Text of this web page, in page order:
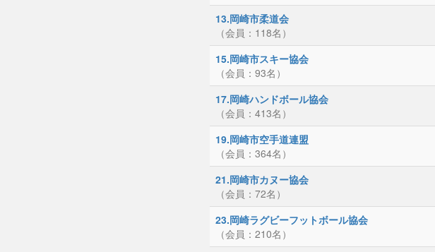
13.岡崎市柔道会
（会員：118名）
15.岡崎市スキー協会
（会員：93名）
17.岡崎ハンドボール協会
（会員：413名）
19.岡崎市空手道連盟
（会員：364名）
21.岡崎市カヌー協会
（会員：72名）
23.岡崎ラグビーフットボール協会
（会員：210名）